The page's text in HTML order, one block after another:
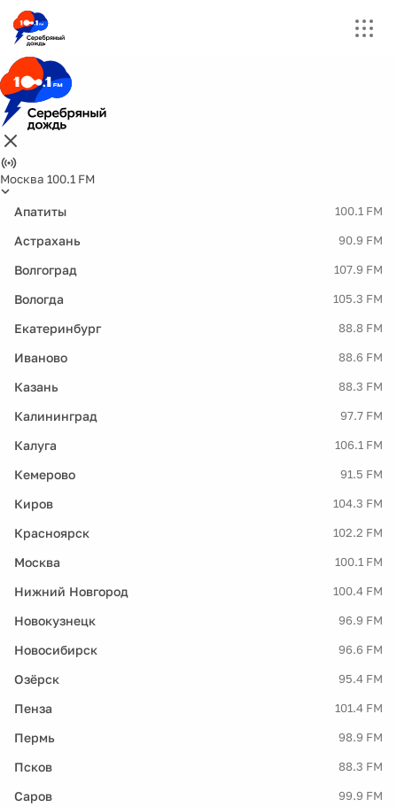
Москва 100.1 FM
Апатиты 100.1 FM
Астрахань 90.9 FM
Волгоград 107.9 FM
Вологда 105.3 FM
Екатеринбург 88.8 FM
Иваново 88.6 FM
Казань 88.3 FM
Калининград 97.7 FM
Калуга 106.1 FM
Кемерово 91.5 FM
Киров 104.3 FM
Красноярск 102.2 FM
Москва 100.1 FM
Нижний Новгород 100.4 FM
Новокузнецк 96.9 FM
Новосибирск 96.6 FM
Озёрск 95.4 FM
Пенза 101.4 FM
Пермь 98.9 FM
Псков 88.3 FM
Саров 99.9 FM